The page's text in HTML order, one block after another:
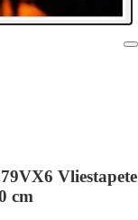
Vliestapete
cm